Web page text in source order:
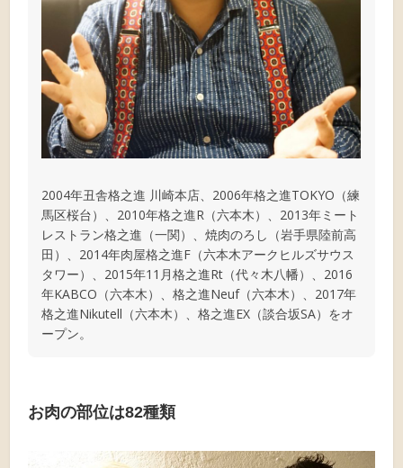
2004年丑舎格之進 川崎本店、2006年格之進TOKYO（練
馬区桜台）、2010年格之進R（六本木）、2013年ミート
レストラン格之進（一関）、焼肉のろし（岩手県陸前高
田）、2014年肉屋格之進F（六本木アークヒルズサウス
タワー）、2015年11月格之進Rt（代々木八幡）、2016
年KABCO（六本木）、格之進Neuf（六本木）、2017年
格之進Nikutell（六本木）、格之進EX（談合坂SA）をオ
ープン。
お肉の部位は82種類